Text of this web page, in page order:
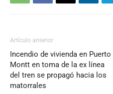
Artículo anterior
Incendio de vivienda en Puerto
Montt en toma de la ex línea
del tren se propagó hacia los
matorrales